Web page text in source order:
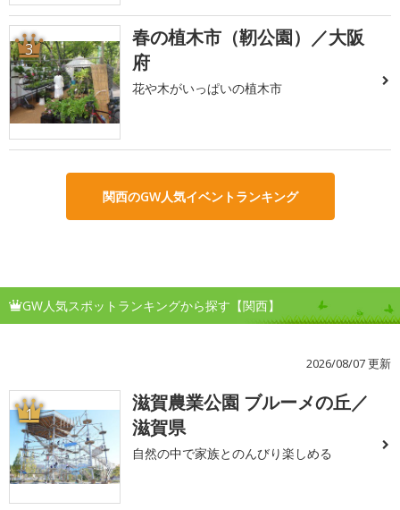
3
春の植木市（靭公園）／大阪
府
花や木がいっぱいの植木市
関西のGW人気イベントランキング
GW人気スポットランキングから探す【関西】
2026/08/07 更新
1
滋賀農業公園 ブルーメの丘／
滋賀県
自然の中で家族とのんびり楽しめる